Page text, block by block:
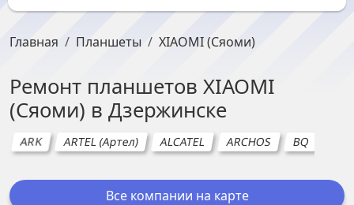
Главная Планшеты XIAOMI (Сяоми)
Ремонт планшетов XIAOMI
(Сяоми) в Дзержинске
ARK ARTEL (Артел) ALCATEL ARCHOS BQ
Все компании на карте